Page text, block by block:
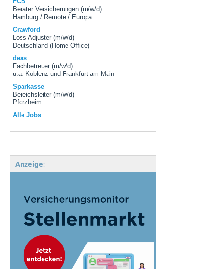
Berater Versicherungen (m/w/d)
Hamburg / Remote / Europa
Crawford
Loss Adjuster (m/w/d)
Deutschland (Home Office)
deas
Fachbetreuer (m/w/d)
u.a. Koblenz und Frankfurt am Main
Sparkasse
Bereichsleiter (m/w/d)
Pforzheim
Alle Jobs
Anzeige: